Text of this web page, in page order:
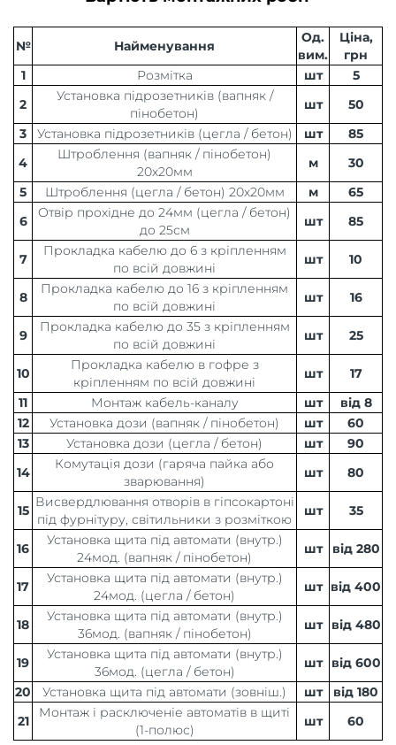
№ Найменування
Од.
вим.
Ціна,
грн
1
Розмітка шт
5
2
Установка підрозетників (вапняк /
пінобетон)
шт
50
3
Установка підрозетників (цегла / бетон) шт
85
4
Штроблення (вапняк / пінобетон)
20х20мм
м
30
5
Штроблення (цегла / бетон) 20х20мм м
65
6
Отвір прохідне до 24мм (цегла / бетон)
до 25см
шт 85
7
Прокладка кабелю до 6 з кріпленням
по всій довжині
шт 10
8
Прокладка кабелю до 16 з кріпленням
по всій довжині
шт 16
9
Прокладка кабелю до 35 з кріпленням
по всій довжині
шт 25
10
Прокладка кабелю в гофре з
кріпленням по всій довжині
шт
17
11
Монтаж кабель-каналу шт
від 8
12
Установка дози (вапняк / пінобетон) шт
60
13
Установка дози (цегла / бетон) шт
90
14
Комутація дози (гаряча пайка або
зварювання)
шт 80
15
Висвердлювання отворів в гіпсокартоні
під фурнітуру, світильники з розміткою
шт 35
16
Установка щита під автомати (внутр.)
24мод. (вапняк / пінобетон)
шт від 280
17
Установка щита під автомати (внутр.)
24мод. (цегла / бетон)
шт від 400
18
Установка щита під автомати (внутр.)
36мод. (вапняк / пінобетон)
шт від 480
19
Установка щита під автомати (внутр.)
36мод. (цегла / бетон)
шт
від 600
20
Установка щита під автомати (зовніш.) шт
від 180
21
Монтаж і расключеніе автоматів в щиті
(1-полюс)
шт 60